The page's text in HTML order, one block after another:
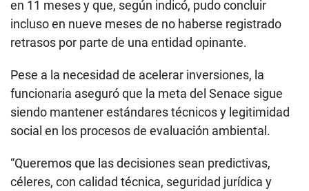
en 11 meses y que, según indicó, pudo concluir
incluso en nueve meses de no haberse registrado
retrasos por parte de una entidad opinante.
Pese a la necesidad de acelerar inversiones, la
funcionaria aseguró que la meta del Senace sigue
siendo mantener estándares técnicos y legitimidad
social en los procesos de evaluación ambiental.
“Queremos que las decisiones sean predictivas,
céleres, con calidad técnica, seguridad jurídica y